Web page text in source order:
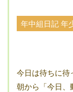
年中組日記 年
今日は待ちに待
朝から「今日